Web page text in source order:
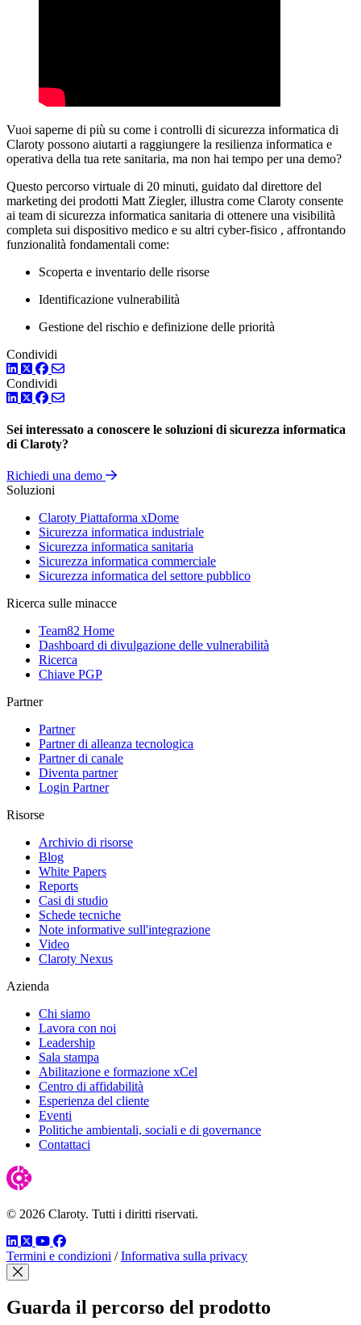
Vuoi saperne di più su come i controlli di sicurezza informatica di
Claroty possono aiutarti a raggiungere la resilienza informatica e
operativa della tua rete sanitaria, ma non hai tempo per una demo?
Questo percorso virtuale di 20 minuti, guidato dal direttore del
marketing dei prodotti Matt Ziegler, illustra come Claroty consente
ai team di sicurezza informatica sanitaria di ottenere una visibilità
completa sui dispositivo medico e su altri cyber-fisico , affrontando
funzionalità fondamentali come:
Scoperta e inventario delle risorse
Identificazione vulnerabilità
Gestione del rischio e definizione delle priorità
Condividi
LinkedIn
TwitterFacebook
Condividi
LinkedIn
TwitterFacebook
Sei interessato a conoscere le soluzioni di sicurezza informatica
di Claroty?
Richiedi una demo
Soluzioni
Claroty Piattaforma xDome
Sicurezza informatica industriale
Sicurezza informatica sanitaria
Sicurezza informatica commerciale
Sicurezza informatica del settore pubblico
Ricerca sulle minacce
Team82 Home
Dashboard di divulgazione delle vulnerabilità
Ricerca
Chiave PGP
Partner
Partner
Partner di alleanza tecnologica
Partner di canale
Diventa partner
Login Partner
Risorse
Archivio di risorse
Blog
White Papers
Reports
Casi di studio
Schede tecniche
Note informative sull'integrazione
Video
Claroty Nexus
Azienda
Chi siamo
Lavora con noi
Leadership
Sala stampa
Abilitazione e formazione xCel
Centro di affidabilità
Esperienza del cliente
Eventi
Politiche ambientali, sociali e di governance
Contattaci
© 2026 Claroty. Tutti i diritti riservati.
LinkedIn
TwitterYouTube
Facebook
Termini e condizioni / Informativa sulla privacy
Chiudi modale
Guarda il percorso del prodotto